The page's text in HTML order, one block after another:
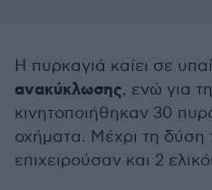
Η πυρκαγιά καίει σε
ανακύκλωσης, ενώ για
κινητοποιήθηκαν 30
οχήματα. Μέχρι τη δύση
επιχειρούσαν και 2